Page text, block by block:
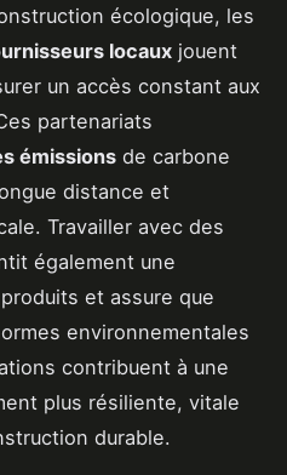
écologique, les
locaux jouent
un accès constant aux
partenariats
émissions de carbone
distance et
Travailler avec des
également une
et assure que
environnementales
contribuent à une
plus résiliente, vitale
durable.